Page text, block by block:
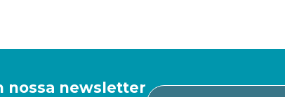
nossa newsletter